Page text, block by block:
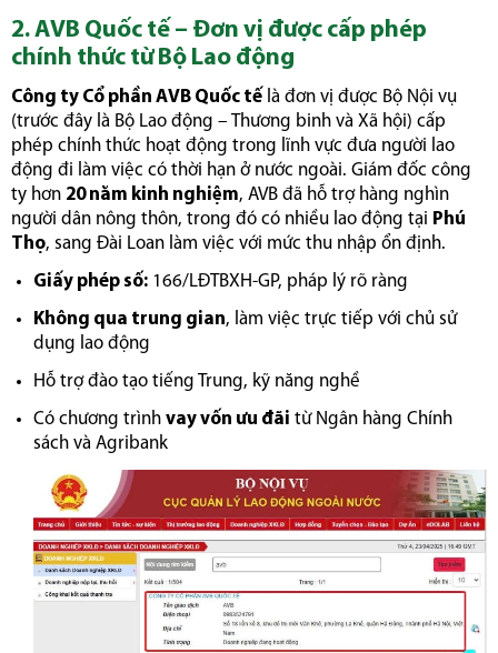
2. AVB Quốc tế – Đơn vị được cấp phép
chính thức từ Bộ Lao động
Công ty Cổ phần AVB Quốc tế là đơn vị được Bộ Nội vụ
(trước đây là Bộ Lao động – Thương binh và Xã hội) cấp
phép chính thức hoạt động trong lĩnh vực đưa người lao
động đi làm việc có thời hạn ở nước ngoài. Giám đốc công
ty hơn 20 năm kinh nghiệm, AVB đã hỗ trợ hàng nghìn
người dân nông thôn, trong đó có nhiều lao động tại Phú
Thọ, sang Đài Loan làm việc với mức thu nhập ổn định.
Giấy phép số: 166/LĐTBXH-GP, pháp lý rõ ràng
Không qua trung gian, làm việc trực tiếp với chủ sử
dụng lao động
Hỗ trợ đào tạo tiếng Trung, kỹ năng nghề
Có chương trình vay vốn ưu đãi từ Ngân hàng Chính
sách và Agribank